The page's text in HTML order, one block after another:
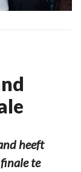
heeft
te